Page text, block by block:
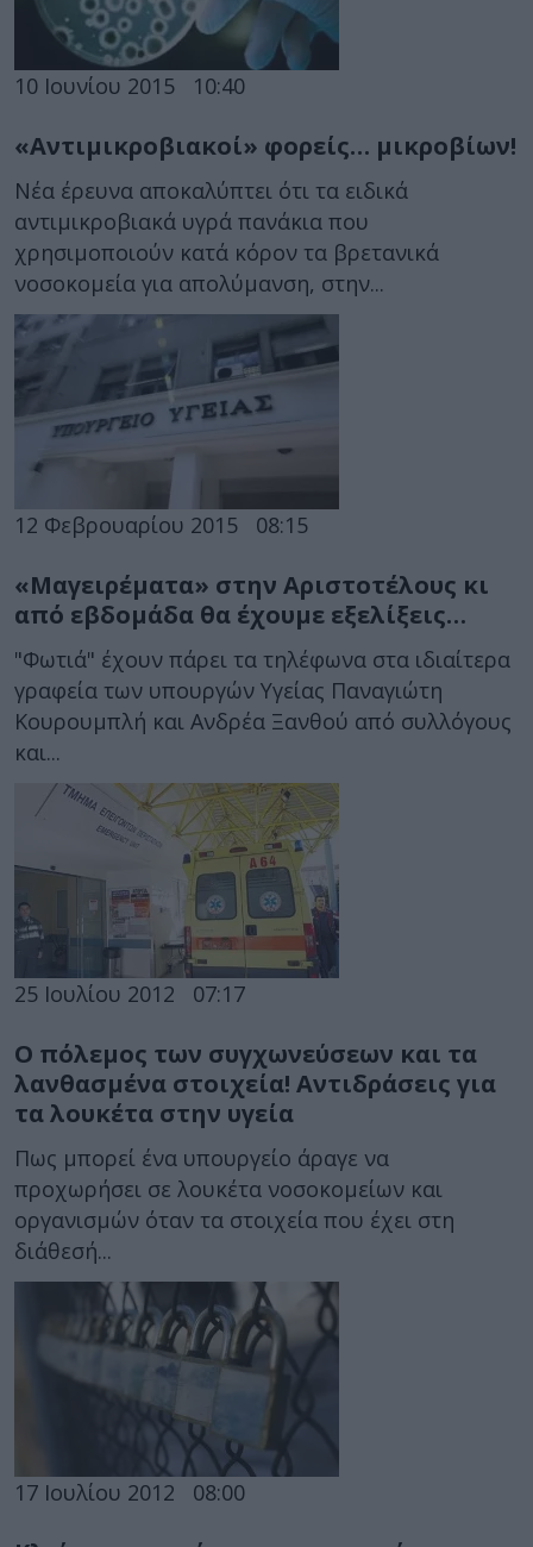
10 Ιουνίου 2015 10:40
«Αντιμικροβιακοί» φορείς… μικροβίων!
Νέα έρευνα αποκαλύπτει ότι τα ειδικά
αντιμικροβιακά υγρά πανάκια που
χρησιμοποιούν κατά κόρον τα βρετανικά
νοσοκομεία για απολύμανση, στην...
12 Φεβρουαρίου 2015 08:15
«Μαγειρέματα» στην Αριστοτέλους κι
από εβδομάδα θα έχουμε εξελίξεις…
"Φωτιά" έχουν πάρει τα τηλέφωνα στα ιδιαίτερα
γραφεία των υπουργών Υγείας Παναγιώτη
Κουρουμπλή και Ανδρέα Ξανθού από συλλόγους
και...
25 Ιουλίου 2012 07:17
Ο πόλεμος των συγχωνεύσεων και τα
λανθασμένα στοιχεία! Αντιδράσεις για
τα λουκέτα στην υγεία
Πως μπορεί ένα υπουργείο άραγε να
προχωρήσει σε λουκέτα νοσοκομείων και
οργανισμών όταν τα στοιχεία που έχει στη
διάθεσή...
17 Ιουλίου 2012 08:00